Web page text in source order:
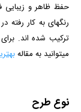
حفظ ظاهر و زیبایی
ترکیب شده­ اند.
میتوانید به مقاله
نوع طرح